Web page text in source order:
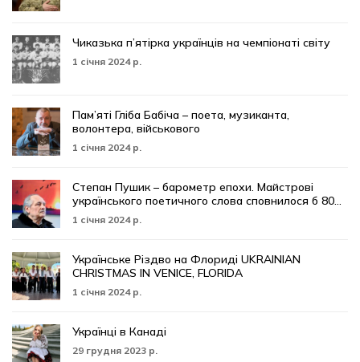
Чиказька п’ятірка українців на чемпіонаті світу
1 січня 2024 р.
Пам’яті Гліба Бабіча – поета, музиканта,
волонтера, військового
1 січня 2024 р.
Степан Пушик – барометр епохи. Майстрові
українського поетичного слова сповнилося б 80…
1 січня 2024 р.
Українське Різдво на Флориді UKRAINIAN
CHRISTMAS IN VENICE, FLORIDA
1 січня 2024 р.
Українці в Канаді
29 грудня 2023 р.